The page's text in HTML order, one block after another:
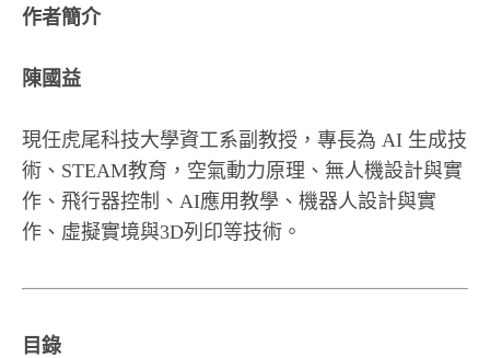
作者簡介
陳國益
現任虎尾科技大學資工系副教授，專長為 AI 生成技
術、STEAM教育，空氣動力原理、無人機設計與實
作、飛行器控制、AI應用教學、機器人設計與實
作、虛擬實境與3D列印等技術。
目錄